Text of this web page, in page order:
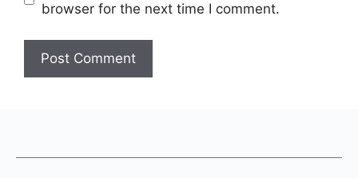
browser for the next time I comment.